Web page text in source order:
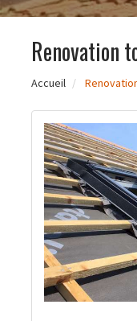
Renovation
Accueil